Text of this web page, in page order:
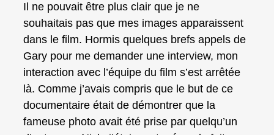
Il ne pouvait être plus clair que je ne
souhaitais pas que mes images apparaissent
dans le film. Hormis quelques brefs appels de
Gary pour me demander une interview, mon
interaction avec l’équipe du film s’est arrêtée
là. Comme j’avais compris que le but de ce
documentaire était de démontrer que la
fameuse photo avait été prise par quelqu’un